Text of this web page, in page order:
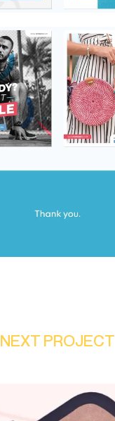
NEXT PROJECT